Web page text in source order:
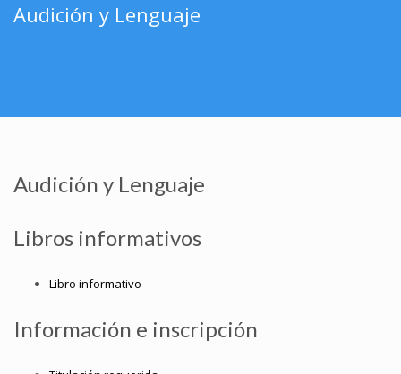
Audición y Lenguaje
Audición y Lenguaje
Libros informativos
Libro informativo
Información e inscripción